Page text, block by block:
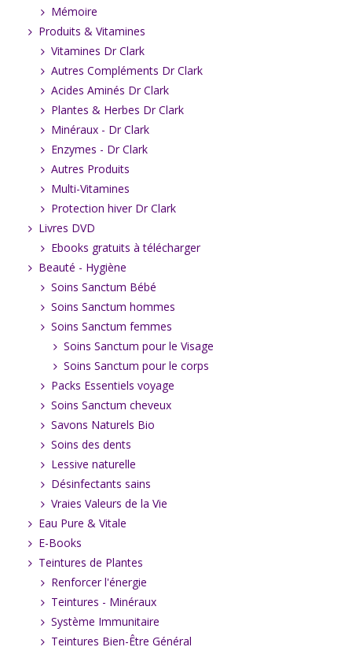
Mémoire
Produits & Vitamines
Vitamines Dr Clark
Autres Compléments Dr Clark
Acides Aminés Dr Clark
Plantes & Herbes Dr Clark
Minéraux - Dr Clark
Enzymes - Dr Clark
Autres Produits
Multi-Vitamines
Protection hiver Dr Clark
Livres DVD
Ebooks gratuits à télécharger
Beauté - Hygiène
Soins Sanctum Bébé
Soins Sanctum hommes
Soins Sanctum femmes
Soins Sanctum pour le Visage
Soins Sanctum pour le corps
Packs Essentiels voyage
Soins Sanctum cheveux
Savons Naturels Bio
Soins des dents
Lessive naturelle
Désinfectants sains
Vraies Valeurs de la Vie
Eau Pure & Vitale
E-Books
Teintures de Plantes
Renforcer l'énergie
Teintures - Minéraux
Système Immunitaire
Teintures Bien-Être Général